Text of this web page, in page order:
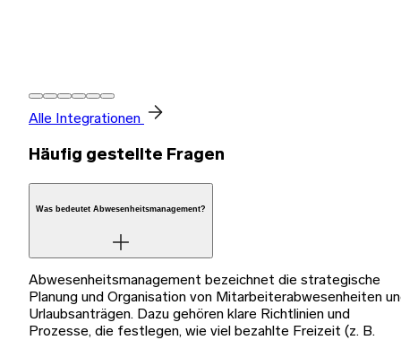
Alle Integrationen
Häufig gestellte Fragen
Was bedeutet Abwesenheitsmanagement?
Abwesenheitsmanagement bezeichnet die strategische
Planung und Organisation von Mitarbeiterabwesenheiten
Urlaubsanträgen. Dazu gehören klare Richtlinien und
Prozesse, die festlegen, wie viel bezahlte Freizeit (z. B.